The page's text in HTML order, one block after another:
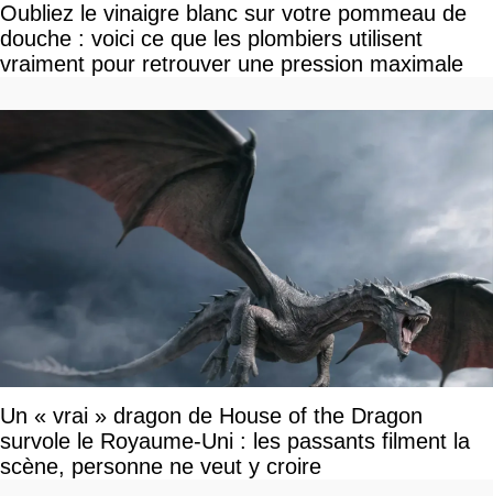
Oubliez le vinaigre blanc sur votre pommeau de
douche : voici ce que les plombiers utilisent
vraiment pour retrouver une pression maximale
Un « vrai » dragon de House of the Dragon
survole le Royaume-Uni : les passants filment la
scène, personne ne veut y croire